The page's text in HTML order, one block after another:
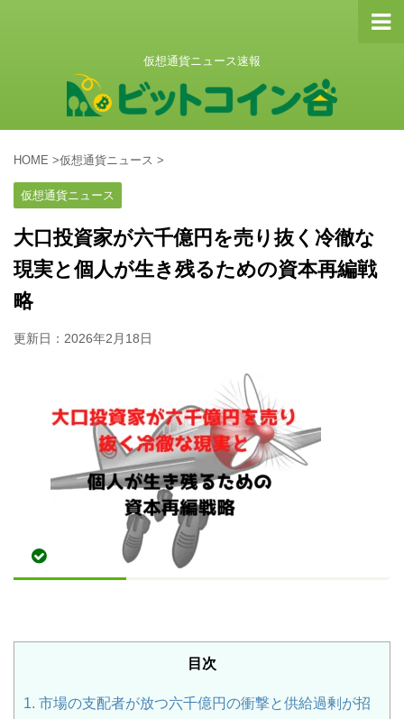
仮想通貨ニュース速報
HOME >仮想通貨ニュース >
仮想通貨ニュース
大口投資家が六千億円を売り抜く冷徹な
現実と個人が生き残るための資本再編戦
略
更新日： 2026年2月18日
目次
1. 市場の支配者が放つ六千億円の衝撃と供給過剰が招